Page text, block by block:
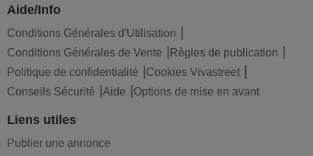
Aide/Info
Conditions Générales d'Utilisation
Conditions Générales de Vente
Règles de publication
Politique de confidentialité
Cookies Vivastreet
Conseils Sécurité
Aide Options de mise en avant
Liens utiles
Publier une annonce